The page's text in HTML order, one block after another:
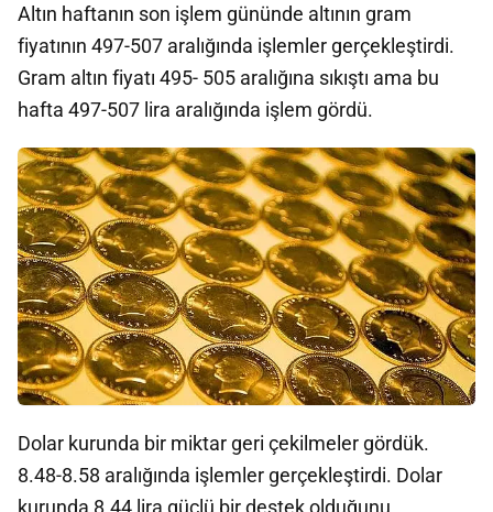
Altın haftanın son işlem gününde altının gram
fiyatının 497-507 aralığında işlemler gerçekleştirdi.
Gram altın fiyatı 495- 505 aralığına sıkıştı ama bu
hafta 497-507 lira aralığında işlem gördü.
Dolar kurunda bir miktar geri çekilmeler gördük.
8.48-8.58 aralığında işlemler gerçekleştirdi. Dolar
kurunda 8.44 lira güçlü bir destek olduğunu